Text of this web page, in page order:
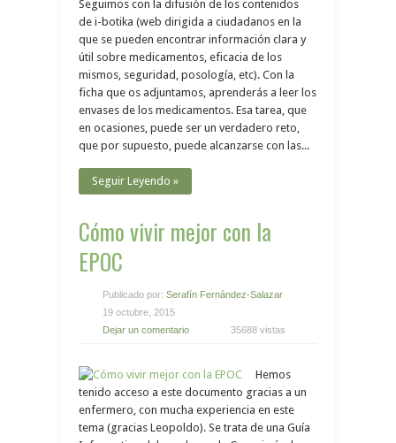
Seguimos con la difusión de los contenidos
de i-botika (web dirigida a ciudadanos en la
que se pueden encontrar información clara y
útil sobre medicamentos, eficacia de los
mismos, seguridad, posología, etc). Con la
ficha que os adjuntamos, aprenderás a leer los
envases de los medicamentos. Esa tarea, que
en ocasiones, puede ser un verdadero reto,
que por supuesto, puede alcanzarse con las...
Seguir Leyendo »
Cómo vivir mejor con la
EPOC
Publicado por: Serafín Fernández-Salazar
19 octubre, 2015
Dejar un comentario
35688 vistas
Hemos
tenido acceso a este documento gracias a un
enfermero, con mucha experiencia en este
tema (gracias Leopoldo). Se trata de una Guía